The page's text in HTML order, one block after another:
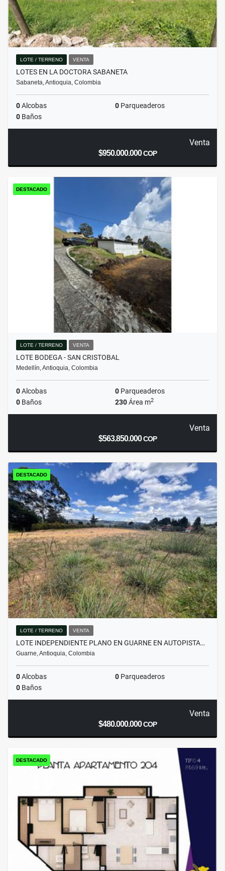
LOTE / TERRENO VENTA
LOTES EN LA DOCTORA SABANETA
Sabaneta, Antioquia, Colombia
0Alcobas 0 Parqueaderos
0 Baños
Venta
$950.000.000COP
DESTACADO
LOTE / TERRENO VENTA
LOTE BODEGA - SAN CRISTOBAL
Medellín, Antioquia, Colombia
0Alcobas 0 Parqueaderos
0 Baños 230Área m2
Venta
$563.850.000COP
DESTACADO
LOTE / TERRENO VENTA
LOTE INDEPENDIENTE PLANO EN GUARNE EN AUTOPISTA…
Guarne, Antioquia, Colombia
0Alcobas 0 Parqueaderos
0 Baños
Venta
$480.000.000COP
DESTACADO